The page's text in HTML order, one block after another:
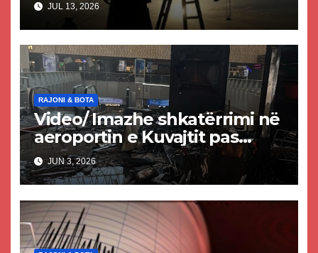
JUL 13, 2026
RAJONI & BOTA
Video/ Imazhe shkatërrimi në
aeroportin e Kuvajtit pas
sulmit iranian, një i vdekur
dhe shumë të plagosur
JUN 3, 2026